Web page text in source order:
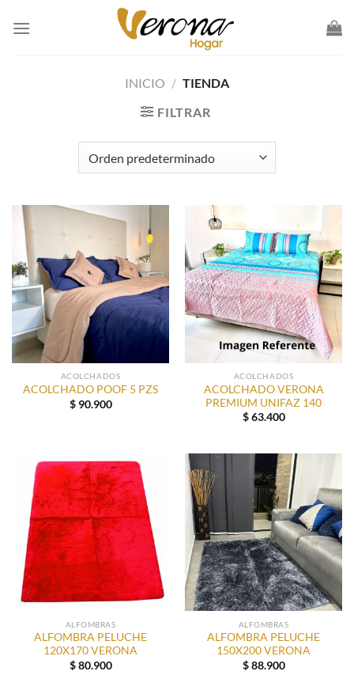
INICIO / TIENDA
FILTRAR
ACOLCHADOS
ACOLCHADO POOF 5 PZS
$90.900
ACOLCHADOS
ACOLCHADO VERONA
PREMIUM UNIFAZ 140
$63.400
ALFOMBRAS
ALFOMBRA PELUCHE
120X170 VERONA
$80.900
ALFOMBRAS
ALFOMBRA PELUCHE
150X200 VERONA
$88.900